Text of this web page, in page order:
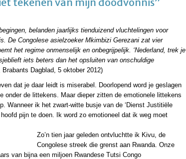
belanden jaarlijks tienduizend vluchtelingen voor
De Congolese asielzoeker Mkimbizi Gerezani zat vier
het regime onmenselijk en onbegrijpelijk. ‘Nederland, trek je
iets beters dan het opsluiten van onschuldige
Dagblad, 5 oktober 2012)
dat je daar leidt is miserabel. Doorlopend word je geslagen
onder de littekens. Maar dieper zitten de emotionele littekens
Wanneer ik het zwart-witte busje van de ‘Dienst Justitiële
pijn te doen. Ik word zo emotioneel dat ik weg moet
Zo’n tien jaar geleden ontvluchtte ik Kivu, de
Congolese streek die grenst aan Rwanda. Onze
van bijna een miljoen Rwandese Tutsi Congo